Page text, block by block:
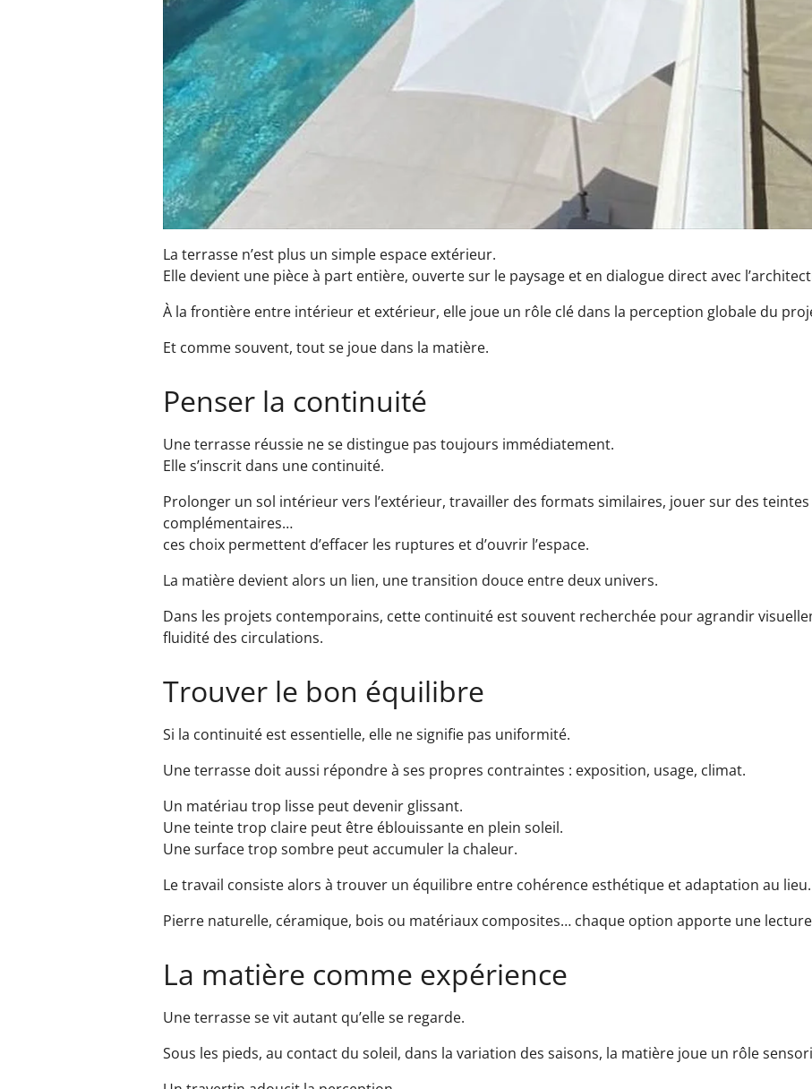
La terrasse n’est plus un simple espace extérieur.
Elle devient une pièce à part entière, ouverte sur le paysage et en dialogue direct avec
À la frontière entre intérieur et extérieur, elle joue un rôle clé dans la perception globale du
Et comme souvent, tout se joue dans la matière.
Penser la continuité
Une terrasse réussie ne se distingue pas toujours immédiatement.
Elle s’inscrit dans une continuité.
Prolonger un sol intérieur vers l’extérieur, travailler des formats similaires, jouer sur des
complémentaires…
ces choix permettent d’effacer les ruptures et d’ouvrir l’espace.
La matière devient alors un lien, une transition douce entre deux univers.
Dans les projets contemporains, cette continuité est souvent recherchée pour agrandir
fluidité des circulations.
Trouver le bon équilibre
Si la continuité est essentielle, elle ne signifie pas uniformité.
Une terrasse doit aussi répondre à ses propres contraintes : exposition, usage, climat.
Un matériau trop lisse peut devenir glissant.
Une teinte trop claire peut être éblouissante en plein soleil.
Une surface trop sombre peut accumuler la chaleur.
Le travail consiste alors à trouver un équilibre entre cohérence esthétique et adaptation au lieu.
Pierre naturelle, céramique, bois ou matériaux composites… chaque option apporte une lecture
La matière comme expérience
Une terrasse se vit autant qu’elle se regarde.
Sous les pieds, au contact du soleil, dans la variation des saisons, la matière joue un rôle